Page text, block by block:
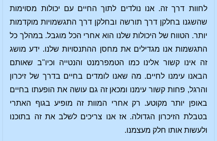
לחוות דרך זה. אנו נולדים לתוך החיים עם יכולות מסוימות
שהשגנו בחלקן דרך תורשה ובחלקן דרך התגשמויות מוקדמות
יותר. הטווח של היכולות שלנו הוא אחרי הכל מוגבל. במהלך כל
התגשמות אנו מגדילים את מחסן ההתנסויות שלנו. ידע מושג
זה אינו קשור אלינו כמו הטמפרמנט והנטייה וכיו"ב שאותם
הבאנו עימנו לחיים. מה שאנו לומדים בחיים בדרך של זיכרון
והרגל, פחות קשור עימנו ומכאן זה גם עושה את הופעתו בחיים
באופן יותר מקוטע. רק אחרי המוות זה מופיע בגוף האתרי
בטבלת הזיכרון הגדולה. אז אנו צריכים לשלב את זה בתוכנו
ולעשות אותו חלק מעצמנו.